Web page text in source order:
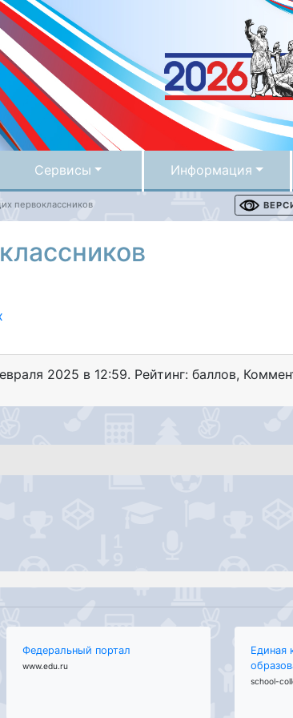
Сервисы Информация
первоклассников
2025 в 12:59. Рейтинг: баллов,
Федеральный портал
www.edu.ru
Единая
school-